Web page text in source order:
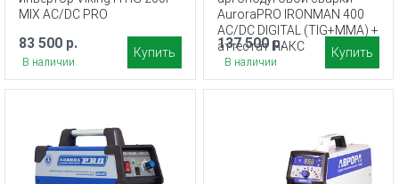
MIX AC/DC PRO
83 500 р.
В наличии
Купить
AuroraPRO IRONMAN 400
AC/DC DIGITAL (TIG+MMA) +
аттестат НАКС
137 500 р.
В наличии
Купить